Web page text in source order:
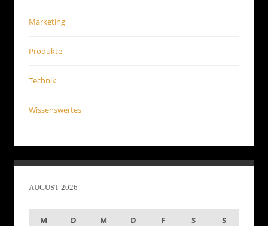
Marketing
Produkte
Technik
Wissenswertes
AUGUST 2026
M D M D F S
S